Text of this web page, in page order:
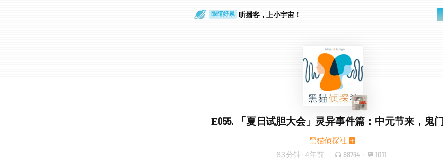
眼睛好累 听播客，上小宇宙！
E055. 「夏日试胆大会」灵异事件篇：中元节来，鬼
黑猫侦探社
83分钟 · 4年前 88764 · 1011